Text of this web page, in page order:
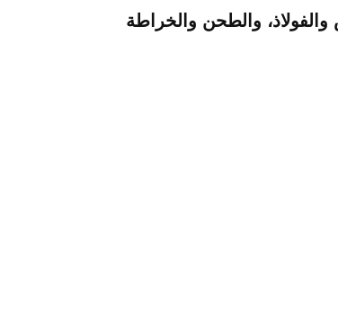
والفولاذ، والطحن والخراطة